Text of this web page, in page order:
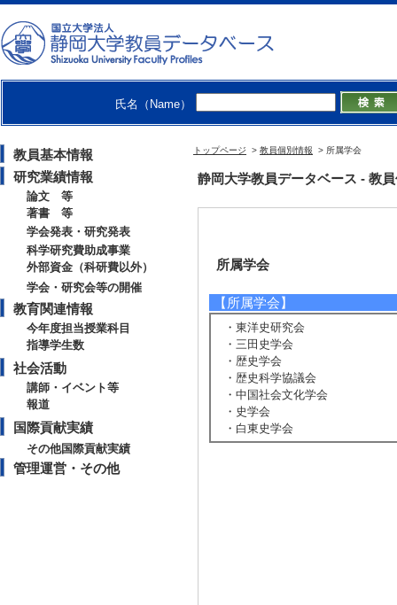
氏名（Name）
教員基本情報
研究業績情報
論文 等
著書 等
学会発表・研究発表
科学研究費助成事業
外部資金（科研費以外）
学会・研究会等の開催
教育関連情報
今年度担当授業科目
指導学生数
社会活動
講師・イベント等
報道
国際貢献実績
その他国際貢献実績
管理運営・その他
トップページ > 教員個別情報 > 所属学会
静岡大学教員データベース - 教
所属学会
【所属学会】
・東洋史研究会
・三田史学会
・歴史学会
・歴史科学協議会
・中国社会文化学会
・史学会
・白東史学会